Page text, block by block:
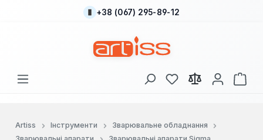
Перейти до основного вмісту
+38 (067) 295-89-12
У вас є 0 у списку
Artiss Інструменти
Зварювальне обладнання